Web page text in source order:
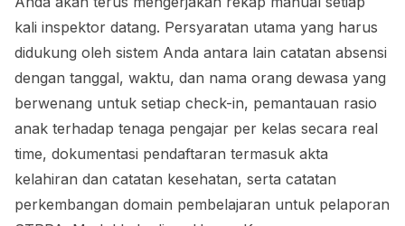
kali inspektor datang. Persyaratan utama yang harus
didukung oleh sistem Anda antara lain catatan absensi
dengan tanggal, waktu, dan nama orang dewasa yang
berwenang untuk setiap check-in, pemantauan rasio
anak terhadap tenaga pengajar per kelas secara real
time, dokumentasi pendaftaran termasuk akta
kelahiran dan catatan kesehatan, serta catatan
perkembangan domain pembelajaran untuk pelaporan